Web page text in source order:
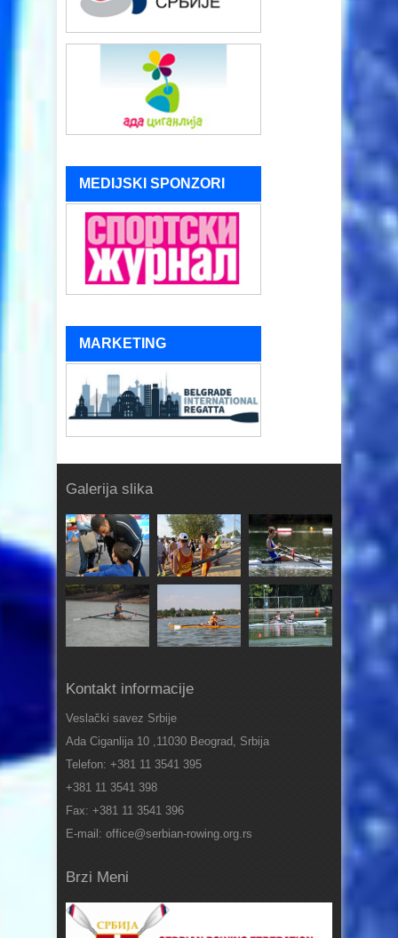
MEDIJSKI SPONZORI
MARKETING
Galerija slika
Kontakt informacije
Veslački savez Srbije
Ada Ciganlija 10 ,11030 Beograd, Srbija
Telefon: +381 11 3541 395
+381 11 3541 398
Fax: +381 11 3541 396
E-mail: office@serbian-rowing.org.rs
Brzi Meni